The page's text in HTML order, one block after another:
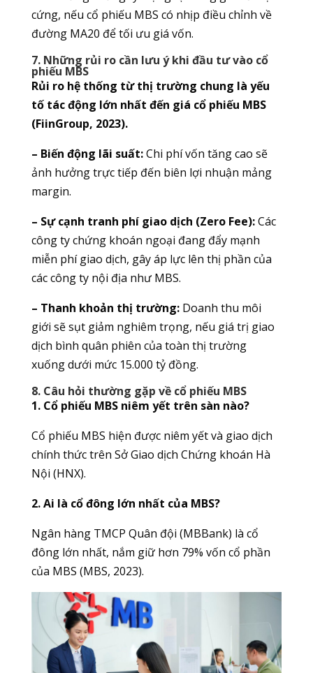
cứng, nếu cổ phiếu MBS có nhịp điều chỉnh về
đường MA20 để tối ưu giá vốn.
7. Những rủi ro cần lưu ý khi đầu tư vào cổ
phiếu MBS
Rủi ro hệ thống từ thị trường chung là yếu
tố tác động lớn nhất đến giá cổ phiếu MBS
(FiinGroup, 2023).
– Biến động lãi suất:Chi phí vốn tăng cao sẽ
ảnh hưởng trực tiếp đến biên lợi nhuận mảng
margin.
– Sự cạnh tranh phí giao dịch (Zero Fee):Các
công ty chứng khoán ngoại đang đẩy mạnh
miễn phí giao dịch, gây áp lực lên thị phần của
các công ty nội địa như MBS.
– Thanh khoản thị trường:Doanh thu môi
giới sẽ sụt giảm nghiêm trọng, nếu giá trị giao
dịch bình quân phiên của toàn thị trường
xuống dưới mức 15.000 tỷ đồng.
8. Câu hỏi thường gặp về cổ phiếu MBS
1. Cổ phiếu MBS niêm yết trên sàn nào?
Cổ phiếu MBS hiện được niêm yết và giao dịch
chính thức trên Sở Giao dịch Chứng khoán Hà
Nội (HNX).
2. Ai là cổ đông lớn nhất của MBS?
Ngân hàng TMCP Quân đội (MBBank) là cổ
đông lớn nhất, nắm giữ hơn 79% vốn cổ phần
của MBS (MBS, 2023).